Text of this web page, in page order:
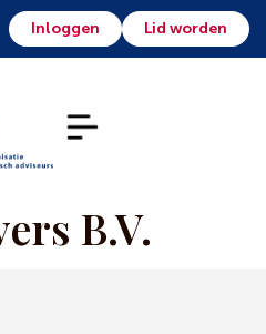
Inloggen Lid worden
B.V.